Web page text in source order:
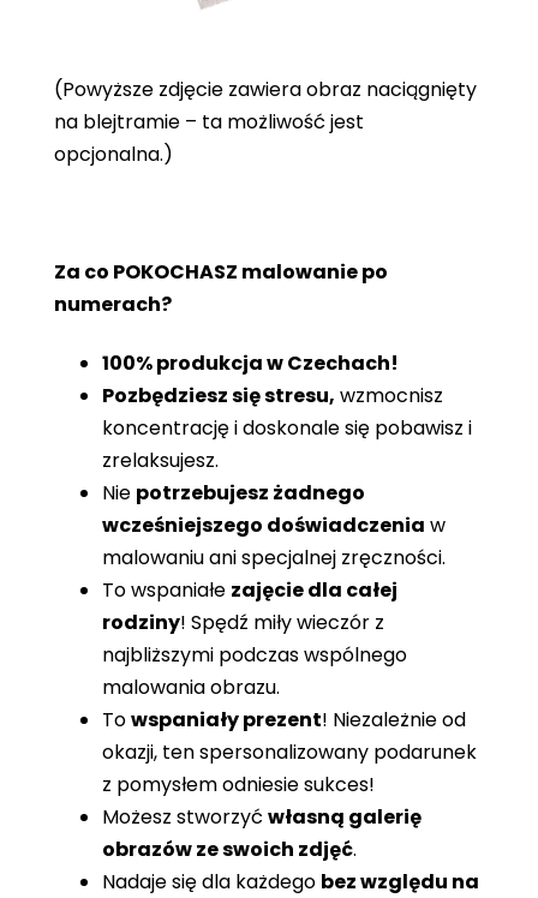
(Powyższe zdjęcie zawiera obraz naciągnięty
na blejtramie – ta możliwość jest
opcjonalna.)
Za co POKOCHASZ malowanie po
numerach?
100% produkcja w Czechach!
Pozbędziesz się stresu, wzmocnisz
koncentrację i doskonale się pobawisz i
zrelaksujesz.
Nie potrzebujesz żadnego
wcześniejszego doświadczenia w
malowaniu ani specjalnej zręczności.
To wspaniałe zajęcie dla całej
rodziny! Spędź miły wieczór z
najbliższymi podczas wspólnego
malowania obrazu.
Towspaniały prezent! Niezależnie od
okazji, ten spersonalizowany podarunek
z pomysłem odniesie sukces!
Możesz stworzyć własną galerię
obrazów ze swoich zdjęć.
Nadaje się dla każdego bez względu na